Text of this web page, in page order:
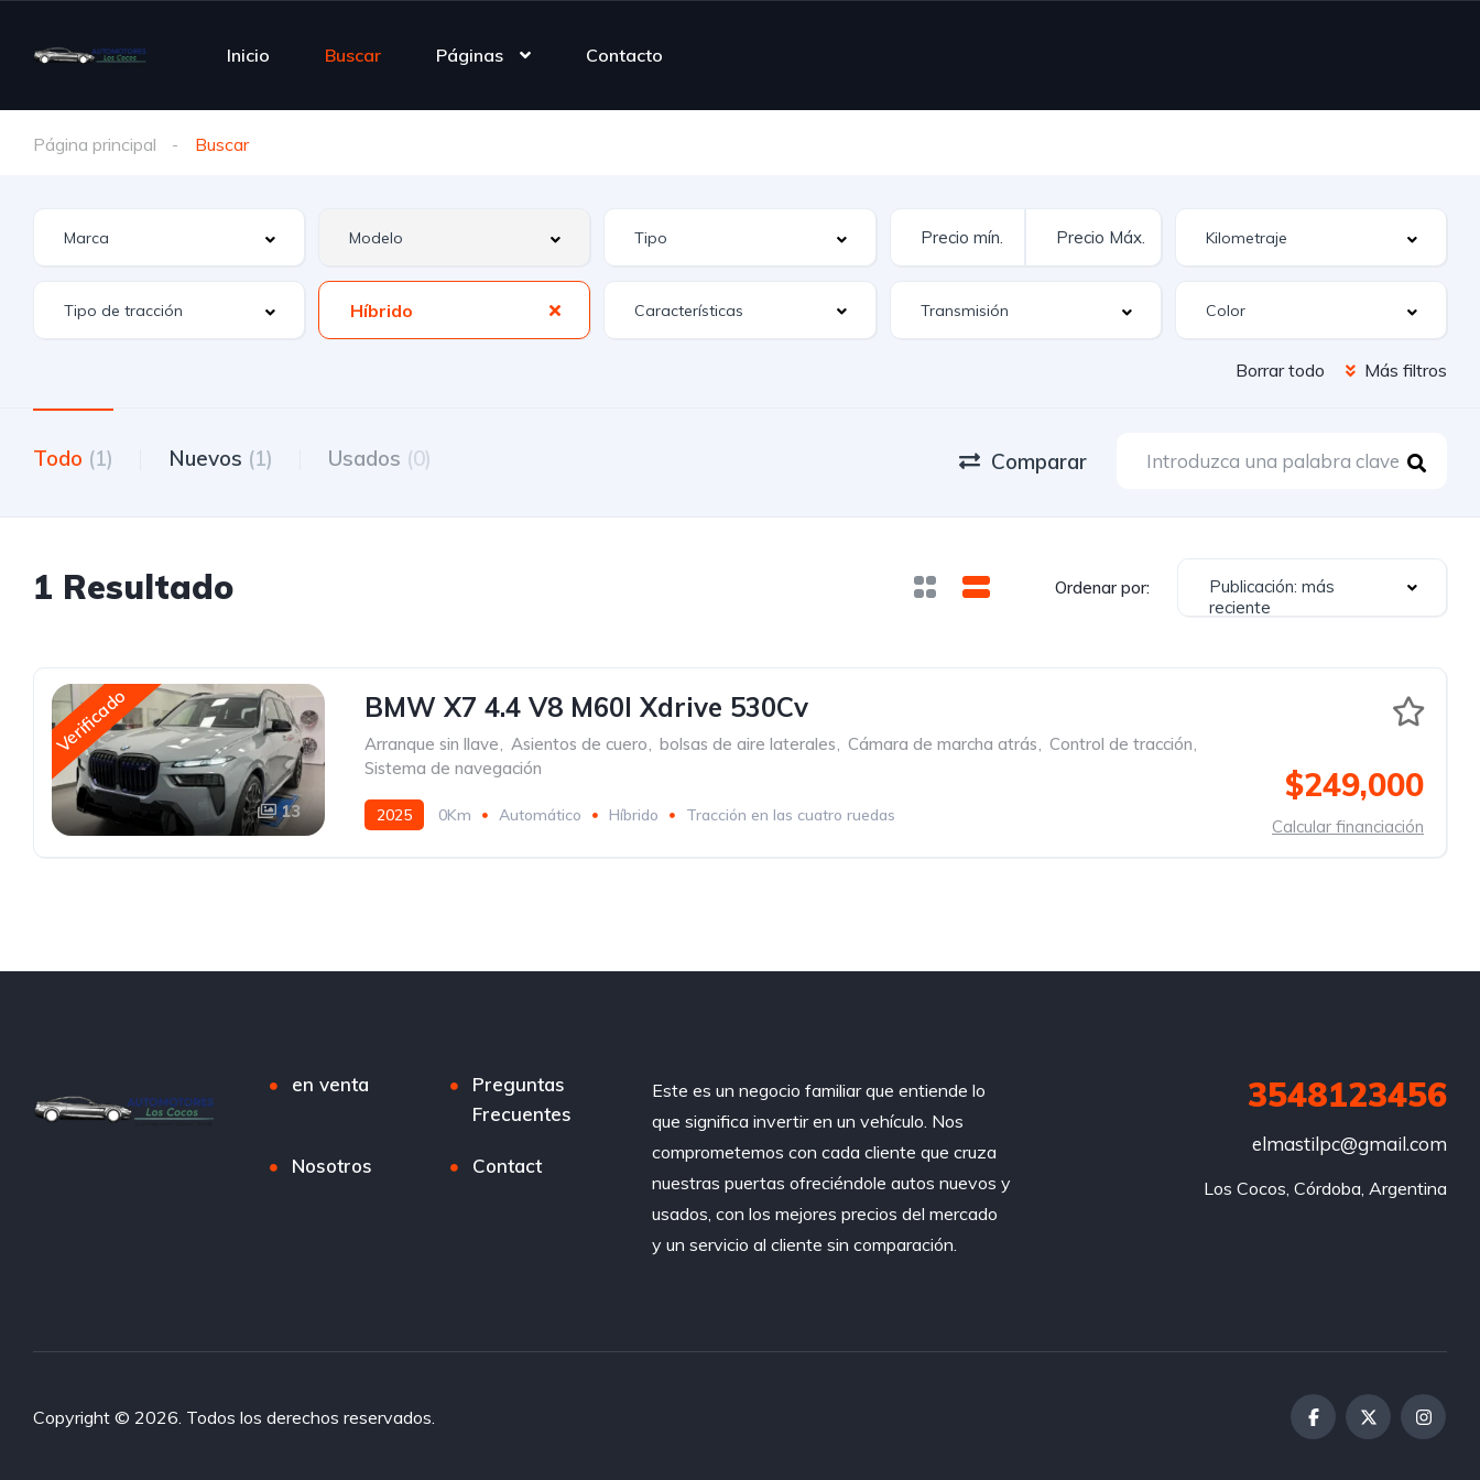
Inicio Buscar Páginas Contacto
Página principal Buscar
Híbrido Características
Borrar todo Más filtros
Todo (1) Nuevos (1) Usados (0) Comparar
1 Resultado Ordenar por:
Publicación: más
reciente
Verificado
13
BMW X7 4.4 V8 M60I Xdrive 530Cv
Arranque sin llave, Asientos de cuero, bolsas de aire laterales, Cámara de marcha atrás, Control de tracción,
Sistema de navegación
2025 0Km Automático Híbrido Tracción en las cuatro ruedas
$249,000
Calcular financiación
en venta
Preguntas
Frecuentes
Nosotros Contact
Este es un negocio familiar que entiende lo
que significa invertir en un vehículo. Nos
comprometemos con cada cliente que cruza
nuestras puertas ofreciéndole autos nuevos y
usados, con los mejores precios del mercado
y un servicio al cliente sin comparación.
3548123456
elmastilpc@gmail.com
Los Cocos, Córdoba, Argentina
Copyright © 2026. Todos los derechos reservados.